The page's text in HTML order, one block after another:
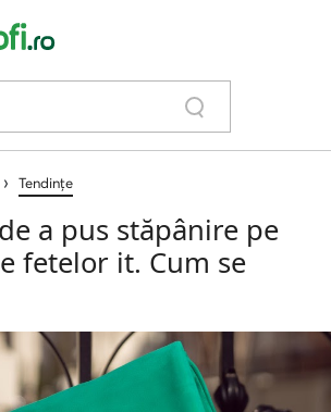
› Tendințe
a pus stăpânire pe
fetelor it. Cum se